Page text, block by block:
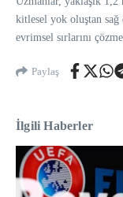
kitlesel yok oluştan sağ
evrimsel sırlarını
Paylaş
İlgili Haberler